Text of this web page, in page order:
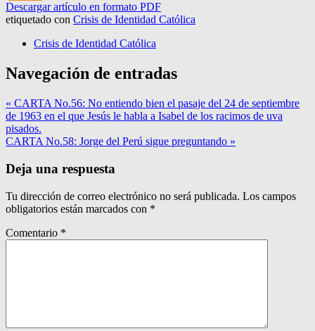
Descargar artículo en formato PDF
etiquetado con Crisis de Identidad Católica
Crisis de Identidad Católica
Navegación de entradas
« CARTA No.56: No entiendo bien el pasaje del 24 de septiembre
de 1963 en el que Jesús le habla a Isabel de los racimos de uva
pisados.
CARTA No.58: Jorge del Perú sigue preguntando »
Deja una respuesta
Tu dirección de correo electrónico no será publicada. Los campos
obligatorios están marcados con *
Comentario *